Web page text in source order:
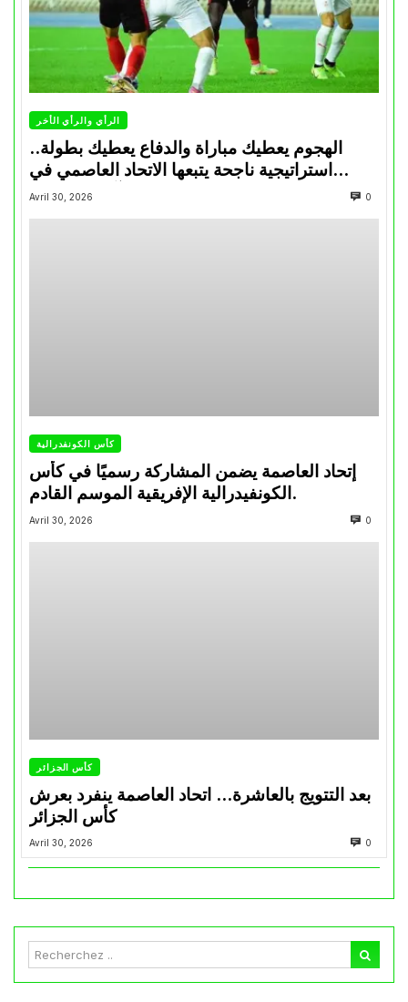
الرأي والرأي الأخر
الهجوم يعطيك مباراة والدفاع يعطيك بطولة..
استراتيجية ناجحة يتبعها الاتحاد العاصمي في
تتويجاته آخر السنوات
Avril 30, 2026 0
كأس الكونفدرالية
إتحاد العاصمة يضمن المشاركة رسميًا في كأس
الكونفيدرالية الإفريقية الموسم القادم.
Avril 30, 2026 0
كأس الجزائر
بعد التتويج بالعاشرة… اتحاد العاصمة ينفرد بعرش
كأس الجزائر
Avril 30, 2026 0